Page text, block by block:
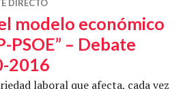
DIRECTO
modelo económico
PSOE” – Debate
2016
laboral que afecta, cada vez